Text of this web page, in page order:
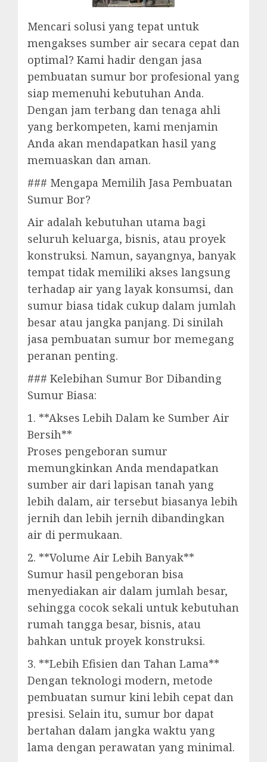
Mencari solusi yang tepat untuk
mengakses sumber air secara cepat dan
optimal? Kami hadir dengan jasa
pembuatan sumur bor profesional yang
siap memenuhi kebutuhan Anda.
Dengan jam terbang dan tenaga ahli
yang berkompeten, kami menjamin
Anda akan mendapatkan hasil yang
memuaskan dan aman.
### Mengapa Memilih Jasa Pembuatan
Sumur Bor?
Air adalah kebutuhan utama bagi
seluruh keluarga, bisnis, atau proyek
konstruksi. Namun, sayangnya, banyak
tempat tidak memiliki akses langsung
terhadap air yang layak konsumsi, dan
sumur biasa tidak cukup dalam jumlah
besar atau jangka panjang. Di sinilah
jasa pembuatan sumur bor memegang
peranan penting.
### Kelebihan Sumur Bor Dibanding
Sumur Biasa:
1. **Akses Lebih Dalam ke Sumber Air
Bersih**
Proses pengeboran sumur
memungkinkan Anda mendapatkan
sumber air dari lapisan tanah yang
lebih dalam, air tersebut biasanya lebih
jernih dan lebih jernih dibandingkan
air di permukaan.
2. **Volume Air Lebih Banyak**
Sumur hasil pengeboran bisa
menyediakan air dalam jumlah besar,
sehingga cocok sekali untuk kebutuhan
rumah tangga besar, bisnis, atau
bahkan untuk proyek konstruksi.
3. **Lebih Efisien dan Tahan Lama**
Dengan teknologi modern, metode
pembuatan sumur kini lebih cepat dan
presisi. Selain itu, sumur bor dapat
bertahan dalam jangka waktu yang
lama dengan perawatan yang minimal.